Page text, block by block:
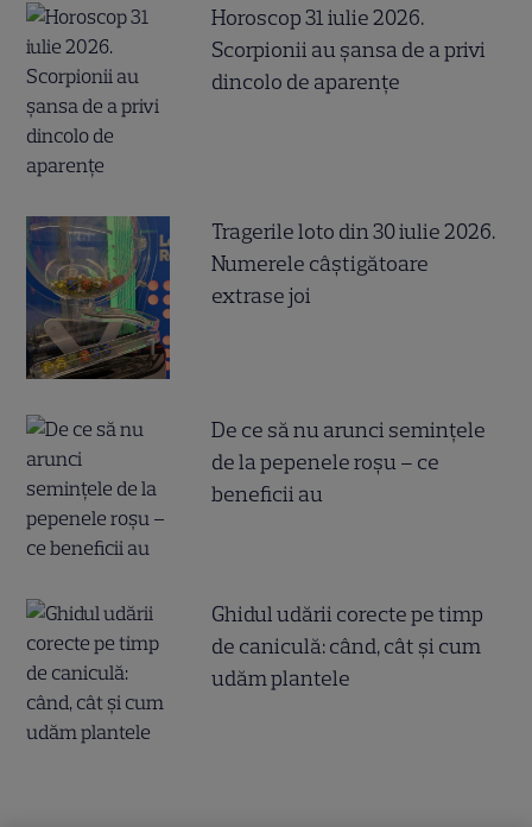
Horoscop 31 iulie 2026.
Scorpionii au șansa de a privi
dincolo de aparențe
Tragerile loto din 30 iulie 2026.
Numerele câştigătoare
extrase joi
De ce să nu arunci semințele
de la pepenele roșu – ce
beneficii au
Ghidul udării corecte pe timp
de caniculă: când, cât şi cum
udăm plantele